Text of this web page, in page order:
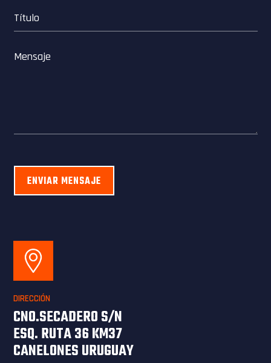
ENVIAR MENSAJE
DIRECCIÓN
CNO.SECADERO S/N
ESQ. RUTA 36 KM37
CANELONES URUGUAY